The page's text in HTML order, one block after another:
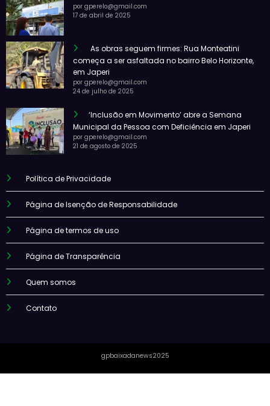
por gperelo@gmail.com
17 de abril de 2025
As obras seguem firmes: Rua Monteatini
começa a ser asfaltada no bairro Belo Horizonte,
em Japeri
por gperelo@gmail.com
24 de julho de 2025
‘Inclusão em Movimento’ abre a Semana
Municipal da Pessoa com Deficiência em Japeri
por gperelo@gmail.com
21 de agosto de 2025
Política de Privacidade
Página de Isenção de Responsabilidade
Página de termos de uso
Página de Transparência
Quem somos
Contato
gpbaixadanews2025